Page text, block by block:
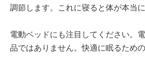
調節します。これに寝ると体が本当に
電動ベッドにも注目してください。
品ではありません。快適に眠るため